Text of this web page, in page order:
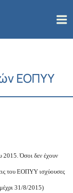
ΕΟΠΥΥ
2015. Όσοι δεν έχουν
του ΕΟΠΥΥ ισχύουσες
μέχρι 31/8/2015)